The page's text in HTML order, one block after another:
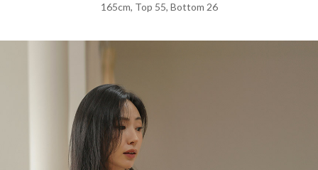
165cm, Top 55, Bottom 26